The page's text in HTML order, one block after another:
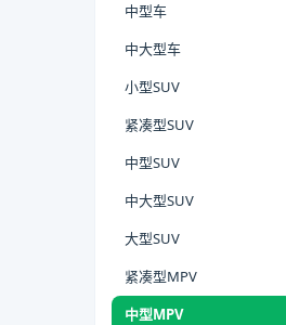
中型车
中大型车
小型SUV
紧凑型SUV
中型SUV
中大型SUV
大型SUV
紧凑型MPV
中型MPV